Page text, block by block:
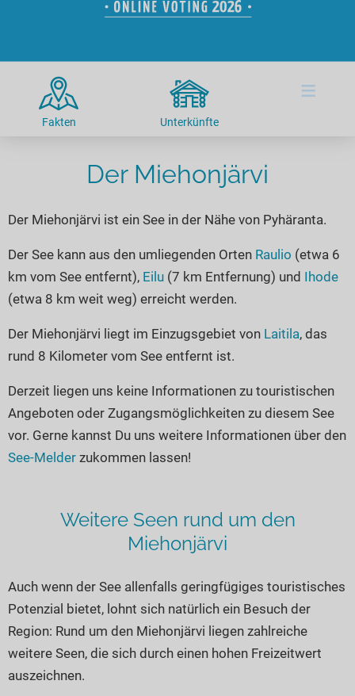
Radtouren am See
Kitesurfen
Kanu- & Kajaktouren
Badeseen in Deutschland
Wellness am See
Romantik Hotels
Urlaub an der Küste
Unterkünfte
Hotels am See
Ferienwohnungen
Kanu- & Kajak-Urlaub
Wanderurlaub
Bikeurlaub
Auszeit & Wellness
Camping am See
Top-Hotels
Familienhotels
Wellness-Hotels
Biohotels
Ausgefallenes
Häuser auf dem Wasser
Hundefreundliche Unterkünfte
Glamping
Seen in Deutschland
Seen in Europa
Überwachte Badestellen
Unsere See-Highlights
Deutschlands schönste Seen
Top Seen nach Bundesländern
Top Seen nach Regionen
Deutschlands Lieblingsseen
Seen in Europa
Österreich
Schweiz
Frankreich
Norwegen
Fakten Unterkünfte
≡
Der Miehonjärvi
Der Miehonjärvi ist ein See in der Nähe von Pyhäranta.
Der See kann aus den umliegenden Orten Raulio (etwa 6
km vom See entfernt), Eilu (7 km Entfernung) und Ihode
(etwa 8 km weit weg) erreicht werden.
Der Miehonjärvi liegt im Einzugsgebiet von Laitila, das
rund 8 Kilometer vom See entfernt ist.
Derzeit liegen uns keine Informationen zu touristischen
Angeboten oder Zugangsmöglichkeiten zu diesem See
vor. Gerne kannst Du uns weitere Informationen über den
See-Melder zukommen lassen!
Weitere Seen rund um den
Miehonjärvi
Auch wenn der See allenfalls geringfügiges touristisches
Potenzial bietet, lohnt sich natürlich ein Besuch der
Region: Rund um den Miehonjärvi liegen zahlreiche
weitere Seen, die sich durch einen hohen Freizeitwert
auszeichnen.